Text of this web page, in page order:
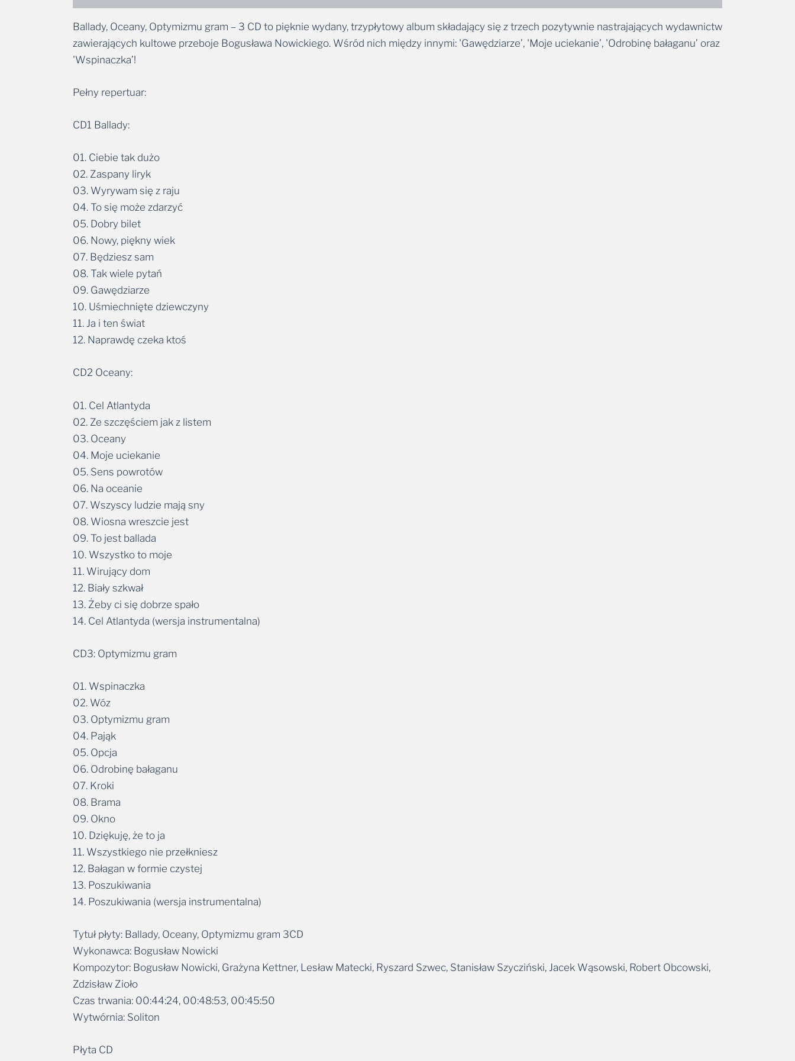
Ballady, Oceany, Optymizmu gram – 3 CD to pięknie wydany, trzypłytowy album składający się z trzech pozytywnie nastrajających wydawnictw
zawierających kultowe przeboje Bogusława Nowickiego. Wśród nich między innymi: 'Gawędziarze’, 'Moje uciekanie’, 'Odrobinę bałaganu’ oraz
'Wspinaczka’!
Pełny repertuar:
CD1 Ballady:
01. Ciebie tak dużo
02. Zaspany liryk
03. Wyrywam się z raju
04. To się może zdarzyć
05. Dobry bilet
06. Nowy, piękny wiek
07. Będziesz sam
08. Tak wiele pytań
09. Gawędziarze
10. Uśmiechnięte dziewczyny
11. Ja i ten świat
12. Naprawdę czeka ktoś
CD2 Oceany:
01. Cel Atlantyda
02. Ze szczęściem jak z listem
03. Oceany
04. Moje uciekanie
05. Sens powrotów
06. Na oceanie
07. Wszyscy ludzie mają sny
08. Wiosna wreszcie jest
09. To jest ballada
10. Wszystko to moje
11. Wirujący dom
12. Biały szkwał
13. Żeby ci się dobrze spało
14. Cel Atlantyda (wersja instrumentalna)
CD3: Optymizmu gram
01. Wspinaczka
02. Wóz
03. Optymizmu gram
04. Pająk
05. Opcja
06. Odrobinę bałaganu
07. Kroki
08. Brama
09. Okno
10. Dziękuję, że to ja
11. Wszystkiego nie przełkniesz
12. Bałagan w formie czystej
13. Poszukiwania
14. Poszukiwania (wersja instrumentalna)
Tytuł płyty: Ballady, Oceany, Optymizmu gram 3CD
Wykonawca: Bogusław Nowicki
Kompozytor: Bogusław Nowicki, Grażyna Kettner, Lesław Matecki, Ryszard Szwec, Stanisław Szycziński, Jacek Wąsowski, Robert Obcowski,
Zdzisław Zioło
Czas trwania: 00:44:24, 00:48:53, 00:45:50
Wytwórnia: Soliton
Płyta CD